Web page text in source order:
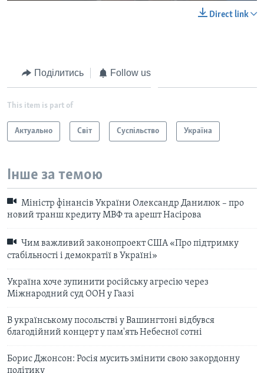
Direct link
Поділитись Follow us
This item is part of
Актуально Світ Суспільство Україна
Інше за темою
Міністр фінансів України Олександр Данилюк – про
новий транш кредиту МВФ та арешт Насірова
Чим важливий законопроект США «Про підтримку
стабільності і демократії в Україні»
Україна хоче зупинити російську агресію через
Міжнародний суд ООН у Гаазі
В українському посольстві у Вашингтоні відбувся
благодійний концерт у пам'ять Небесної сотні
Борис Джонсон: Росія мусить змінити свою закордонну
політику